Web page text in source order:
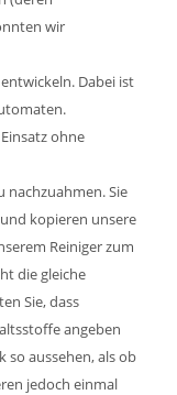
wir
Dabei ist
ohne
nachzuahmen. Sie
kopieren unsere
Reiniger zum
die gleiche
Sie, dass
angeben
so aussehen, als ob
jedoch einmal